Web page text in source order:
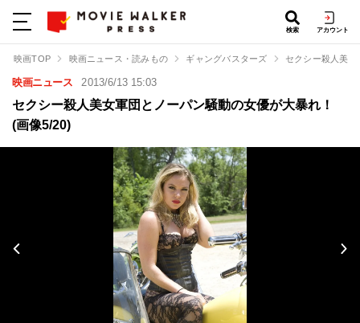
検索 アカウント
映画TOP 映画ニュース・読みもの ギャングバスターズ セクシー殺人美
映画ニュース 2013/6/13 15:03
セクシー殺人美女軍団とノーパン騒動の女優が大暴れ！
(画像5/20)